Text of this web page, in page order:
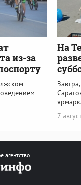
из-за
На
7
агентство